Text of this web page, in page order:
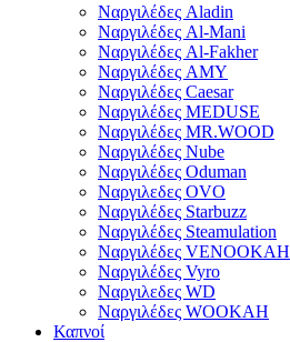
Ναργιλέδες Aladin
Ναργιλέδες Al-Mani
Ναργιλέδες Al-Fakher
Ναργιλέδες AΜΥ
Ναργιλέδες Caesar
Ναργιλέδες MEDUSE
Ναργιλέδες MR.WOOD
Ναργιλέδες Nube
Ναργιλέδες Oduman
Ναργιλεδες OVO
Ναργιλέδες Starbuzz
Ναργιλέδες Steamulation
Ναργιλέδες VENOOKAH
Ναργιλέδες Vyro
Ναργιλεδες WD
Ναργιλέδες WOOKAH
Καπνοί